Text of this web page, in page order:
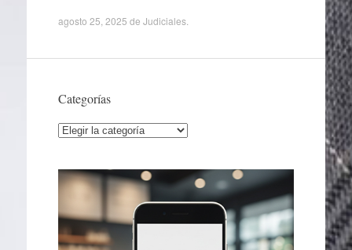
agosto 25, 2025 de Judiciales.
Categorías
Categorías